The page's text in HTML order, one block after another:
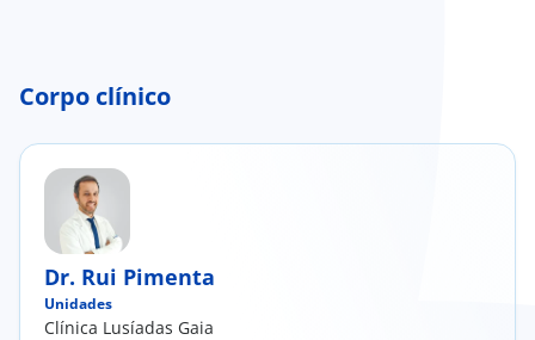
Corpo clínico
Dr. Rui Pimenta
Unidades
Clínica Lusíadas Gaia